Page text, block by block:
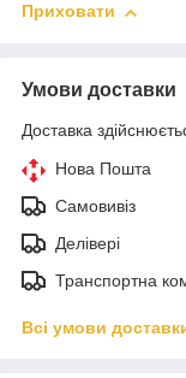
Приховати
Умови доставки
Доставка
Нова Пошта
Самовивіз
Делівері
Транспортна
Всі умови